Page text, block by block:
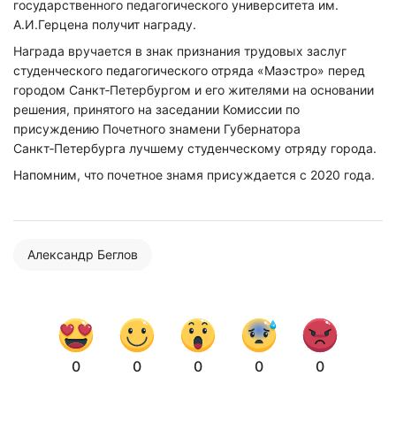
государственного педагогического университета им.
А.И.Герцена получит награду.
Награда вручается в знак признания трудовых заслуг
студенческого педагогического отряда «Маэстро» перед
городом Санкт‑Петербургом и его жителями на основании
решения, принятого на заседании Комиссии по
присуждению Почетного знамени Губернатора
Санкт‑Петербурга лучшему студенческому отряду города.
Напомним, что почетное знамя присуждается с 2020 года.
Александр Беглов
0 0 0 0 0